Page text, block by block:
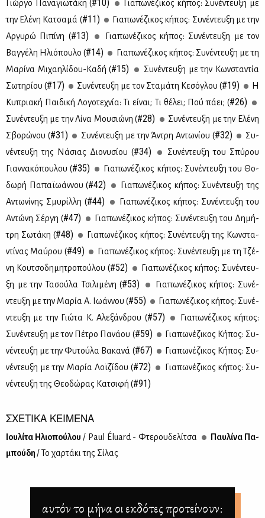
Γιώρ­γο Πα­να­γιω­τά­κη (#10)
Για­πω­νέ­ζι­κος κή­πος: Συ­νέ­ντευ­ξη με
την Ελέ­νη Κα­τσα­μά (#11)
Για­πω­νέ­ζι­κος κή­πος: Συ­νέ­ντευ­ξη με την
Αρ­γυ­ρώ Πι­πί­νη (#13)
Για­πω­νέ­ζι­κος κή­πος: Συ­νέ­ντευ­ξη με τον
Βαγ­γέ­λη Ηλιό­που­λο (#14)
Για­πω­νέ­ζι­κος κή­πος: Συ­νέ­ντευ­ξη με τη
Μα­ρί­να Μι­χαη­λί­δου-Κα­δή (#15)
Συ­νέ­ντευ­ξη με την Κων­στα­ντία
Σω­τη­ρί­ου (#17) Συ­νέ­ντευ­ξη με τον Στα­μά­τη Κε­σό­γλου (#19)
Η
Κυ­πρια­κή Παι­δι­κή Λο­γο­τε­χνία: Τι εί­ναι; Τι θέ­λει; Πού πά­ει; (#26)
Συ­νέ­ντευ­ξη με την Λί­να Μου­σιώ­νη (#28)
Συ­νέ­ντευ­ξη με την Ελέ­νη
Σβο­ρώ­νου (#31) Συ­νέ­ντευ­ξη με την Άντρη Αντω­νί­ου (#32)
Συ­
νέ­ντευ­ξη της Νά­σιας Διο­νυ­σί­ου (#34)
Συ­νέ­ντευ­ξη του Σπύ­ρου
Γιαν­να­κό­που­λου (#35)
Για­πω­νέ­ζι­κος κή­πος: Συ­νέ­ντευ­ξη του Θο­
δω­ρή Πα­παϊ­ω­άν­νου (#42)
Για­πω­νέ­ζι­κος κή­πος: Συ­νέ­ντευ­ξη της
Αντω­νί­νης Σμυ­ρίλ­λη (#44)
Για­πω­νέ­ζι­κος κή­πος: Συ­νέ­ντευ­ξη του
Αντώ­νη Σέρ­γη (#47)
Για­πω­νέ­ζι­κος κή­πος: Συ­νέ­ντευ­ξη του Δη­μή­
τρη Σω­τά­κη (#48)
Για­πω­νέ­ζι­κος κή­πος: Συ­νέ­ντευ­ξη της Κων­στα­
ντί­νας Μαύ­ρου (#49)
Για­πω­νέ­ζι­κος κή­πος: Συ­νέ­ντευ­ξη με τη Τζέ­
νη Κου­τσο­δη­μη­τρο­πού­λου (#52)
Για­πω­νέ­ζι­κος κή­πος: Συ­νέ­ντευ­
ξη με την Τα­σού­λα Τσι­λι­μέ­νη (#53)
Για­πω­νέ­ζι­κος κή­πος: Συ­νέ­
ντευ­ξη με την Μα­ρία A. Ιω­άν­νου (#55)
Για­πω­νέ­ζι­κος κή­πος: Συ­νέ­
ντευ­ξη με την Γιώ­τα Κ. Αλε­ξάν­δρου (#57)
Για­πω­νέ­ζι­κος κή­πος:
Συ­νέ­ντευ­ξη με τον Πέ­τρο Πα­νά­ου (#59)
Για­πω­νέ­ζι­κος Κή­πος: Συ­
νέ­ντευ­ξη με την Φυ­τού­λα Βα­κα­νά (#67)
Για­πω­νέ­ζι­κος Κή­πος: Συ­
νέ­ντευ­ξη με την Μα­ρία Λοϊ­ζί­δου (#72)
Για­πω­νέ­ζι­κος κή­πος: Συ­
νέ­ντευ­ξη της Θε­ο­δώ­ρας Κα­τσι­φή (#91)
ΣΧΕΤΙΚΑ ΚΕΙΜΕΝΑ
Ιου­λί­τα Ηλιο­πού­λου / Paul Éluard - Φτε­ρου­δε­λί­τσα
Παυ­λί­να Πα­
μπού­δη/ Το χαρ­τά­κι της Σί­λας
αυτόν το μήνα οι εκδότες προτείνουν: